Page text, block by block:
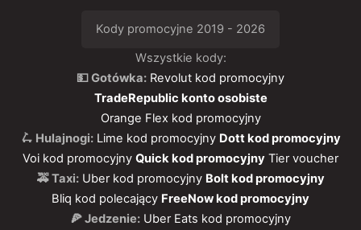
Kody promocyjne 2019 - 2026
Wszystkie kody:
💵 Gotówka: Revolut kod promocyjny
TradeRepublic konto osobiste
Orange Flex kod promocyjny
🛴 Hulajnogi: Lime kod promocyjny Dott kod promocyjny
Voi kod promocyjny Quick kod promocyjny Tier voucher
🚕 Taxi: Uber kod promocyjny Bolt kod promocyjny
Bliq kod polecający FreeNow kod promocyjny
🍕 Jedzenie: Uber Eats kod promocyjny